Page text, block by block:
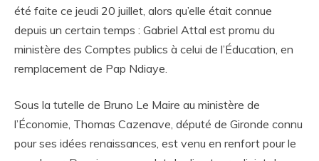
été faite ce jeudi 20 juillet, alors qu’elle était connue
depuis un certain temps : Gabriel Attal est promu du
ministère des Comptes publics à celui de l’Éducation, en
remplacement de Pap Ndiaye.
Sous la tutelle de Bruno Le Maire au ministère de
l’Économie, Thomas Cazenave, député de Gironde connu
pour ses idées renaissances, est venu en renfort pour le